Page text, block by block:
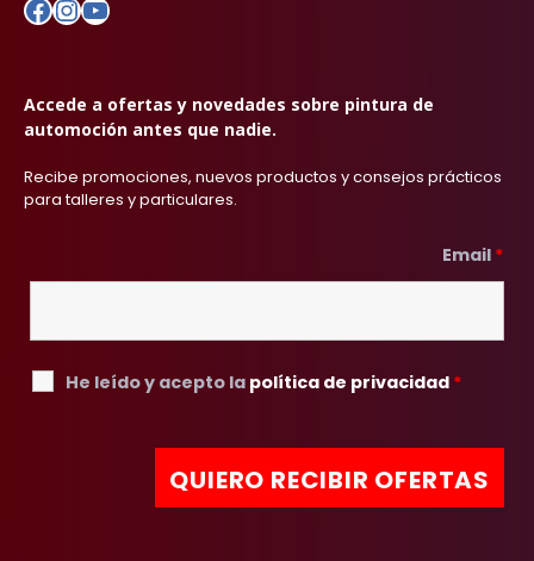
Facebook
Instagram
YouTube
Accede a ofertas y novedades sobre pintura de
automoción antes que nadie.
Recibe promociones, nuevos productos y consejos prácticos
para talleres y particulares.
Email *
He leído y acepto la política de privacidad *